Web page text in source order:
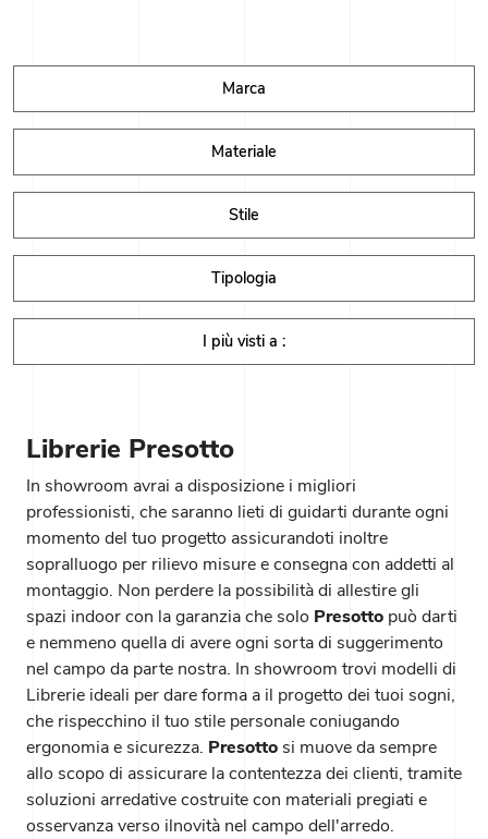
Marca
Materiale
Stile
Tipologia
I più visti a :
Librerie Presotto
In showroom avrai a disposizione i migliori
professionisti, che saranno lieti di guidarti durante ogni
momento del tuo progetto assicurandoti inoltre
sopralluogo per rilievo misure e consegna con addetti al
montaggio. Non perdere la possibilità di allestire gli
spazi indoor con la garanzia che solo Presotto può darti
e nemmeno quella di avere ogni sorta di suggerimento
nel campo da parte nostra. In showroom trovi modelli di
Librerie ideali per dare forma a il progetto dei tuoi sogni,
che rispecchino il tuo stile personale coniugando
ergonomia e sicurezza. Presotto si muove da sempre
allo scopo di assicurare la contentezza dei clienti, tramite
soluzioni arredative costruite con materiali pregiati e
osservanza verso ilnovità nel campo dell'arredo.